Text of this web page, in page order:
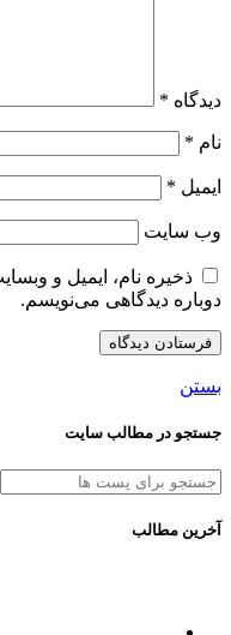
دیدگاه *
نام *
ایمیل *
وب‌ سایت
ذخیره نام، ایمیل و
دوباره دیدگاهی می‌نویسم.
بستن
جستجو در مطالب سایت
آخرین مطالب